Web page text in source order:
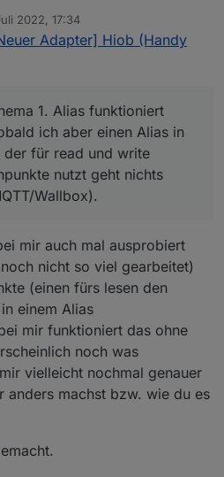
noch nicht?
auch noch geplant
bringe der für read und write
Datenpunkte nutzt geht nichts
MQTT/Wallbox).
noch einen Änderungswunsch, ich
meiner Wallbox von 6-11 A
ganze A. Dafür habe ich
Flexible widget genommen. Als
Min: 6 Max:11 Division: 5.
einen Slider mit dem ich die Wert
setzten kann. Der Knopf auf dem
Werte von 0 bis 11. Wäre
der Knopf den jeweiligen Wert
2022, 17:34
Adapter] Hiob (Handy
1. Alias funktioniert
ich aber einen Alias in
für read und write
nutzt geht nichts
Wallbox).
mir auch mal ausprobiert
nicht so viel gearbeitet)
(einen fürs lesen den
einem Alias
mir funktioniert das ohne
noch was
vielleicht nochmal genauer
anders machst bzw. wie du es